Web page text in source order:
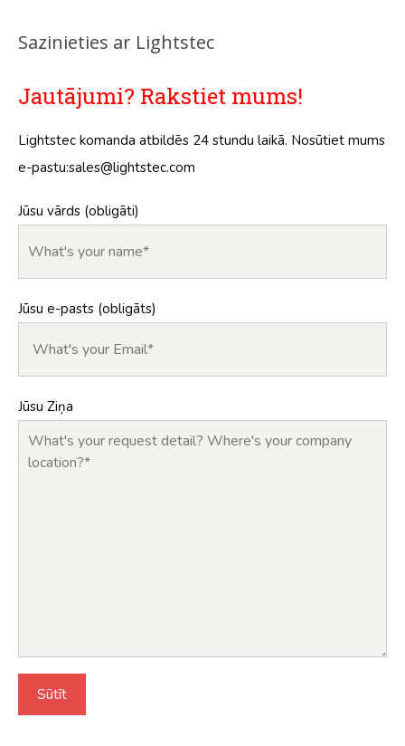
Sazinieties ar Lightstec
Jautājumi? Rakstiet mums!
Lightstec komanda atbildēs 24 stundu laikā. Nosūtiet mums
e-pastu:sales@lightstec.com
Jūsu vārds (obligāti)
Jūsu e-pasts (obligāts)
Jūsu Ziņa